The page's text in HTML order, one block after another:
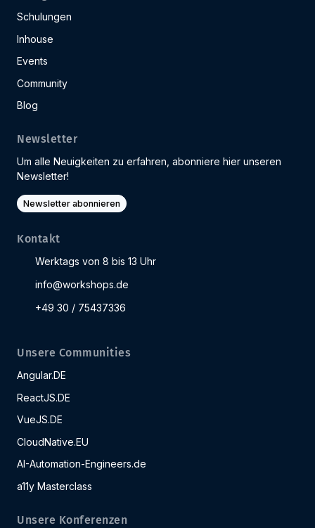
Schulungen
Inhouse
Events
Community
Blog
Newsletter
Um alle Neuigkeiten zu erfahren, abonniere hier unseren
Newsletter!
Newsletter abonnieren
Kontakt
Werktags von 8 bis 13 Uhr
info@workshops.de
+49 30 / 75437336
Unsere Communities
Angular.DE
ReactJS.DE
VueJS.DE
CloudNative.EU
AI-Automation-Engineers.de
a11y Masterclass
Unsere Konferenzen